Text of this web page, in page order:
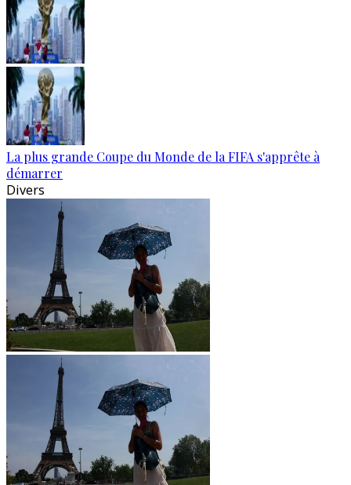
La plus grande Coupe du Monde de la FIFA s'apprête à
démarrer
Divers